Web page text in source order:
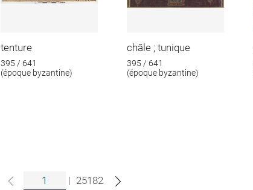
tenture
395 / 641
(époque byzantine)
châle ; tunique
395 / 641
(époque byzantine)
| 25182